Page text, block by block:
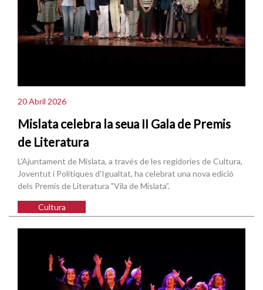
20 Abril 2026
Mislata celebra la seua II Gala de Premis
de Literatura
L'Ajuntament de Mislata, a través de les regidories de Cultura,
Joventut i Polítiques d'Igualtat, ha celebrat una nova edició
dels Premis de Literatura "Vila de Mislata”.
Cultura